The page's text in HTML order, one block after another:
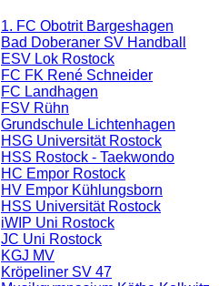
1. FC Obotrit Bargeshagen
Bad Doberaner SV Handball
ESV Lok Rostock
FC FK René Schneider
FC Landhagen
FSV Rühn
Grundschule Lichtenhagen
HSG Universität Rostock
HSS Rostock - Taekwondo
HC Empor Rostock
HV Empor Kühlungsborn
HSS Universität Rostock
iWIP Uni Rostock
JC Uni Rostock
KGJ MV
Kröpeliner SV 47